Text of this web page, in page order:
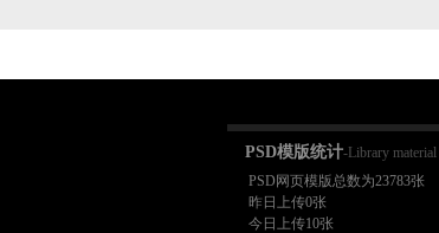
PSD模版统计-Library material
PSD网页模版总数为23783张
昨日上传0张
今日上传10张